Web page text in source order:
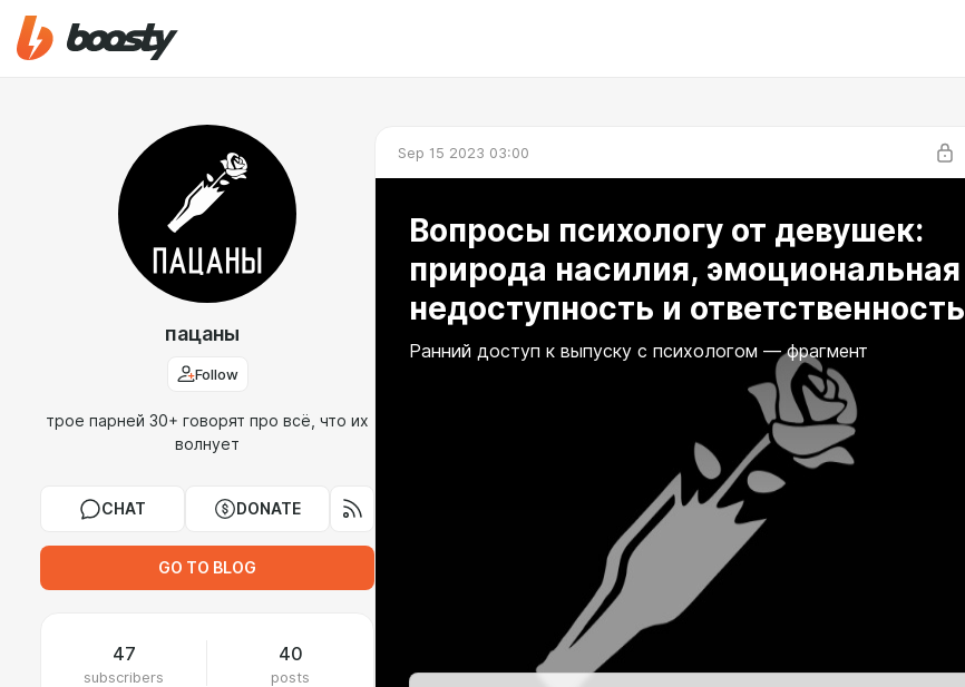
пацаны
Follow
трое парней 30+ говорят про всё, что их
волнует
CHAT DONATE
GO TO BLOG
47
subscribers
40
posts
Sep 15 2023 03:00
Вопросы психологу от девушек:
природа насилия, эмоциональная
недоступность и ответственность
Ранний доступ к выпуску с психологом — фрагмент